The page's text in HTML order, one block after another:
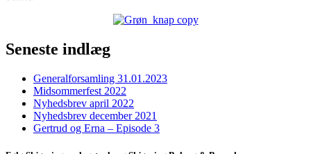
Seneste indlæg
Generalforsamling 31.01.2023
Midsommerfest 2022
Nyhedsbrev april 2022
Nyhedsbrev december 2021
Gertrud og Erna – Episode 3